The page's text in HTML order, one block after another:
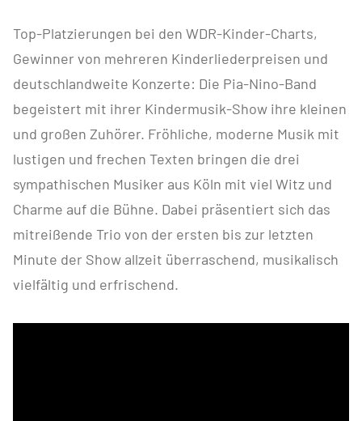
Top-Platzierungen bei den WDR-Kinder-Charts,
Gewinner von mehreren Kinderliederpreisen und
deutschlandweite Konzerte: Die Pia-Nino-Band
begeistert mit ihrer Kindermusik-Show ihre kleinen
und großen Zuhörer. Fröhliche, moderne Musik mit
lustigen und frechen Texten bringen die drei
sympathischen Musiker aus Köln mit viel Witz und
Charme auf die Bühne. Dabei präsentiert sich das
mitreißende Trio von der ersten bis zur letzten
Minute der Show allzeit überraschend, musikalisch
vielfältig und erfrischend.